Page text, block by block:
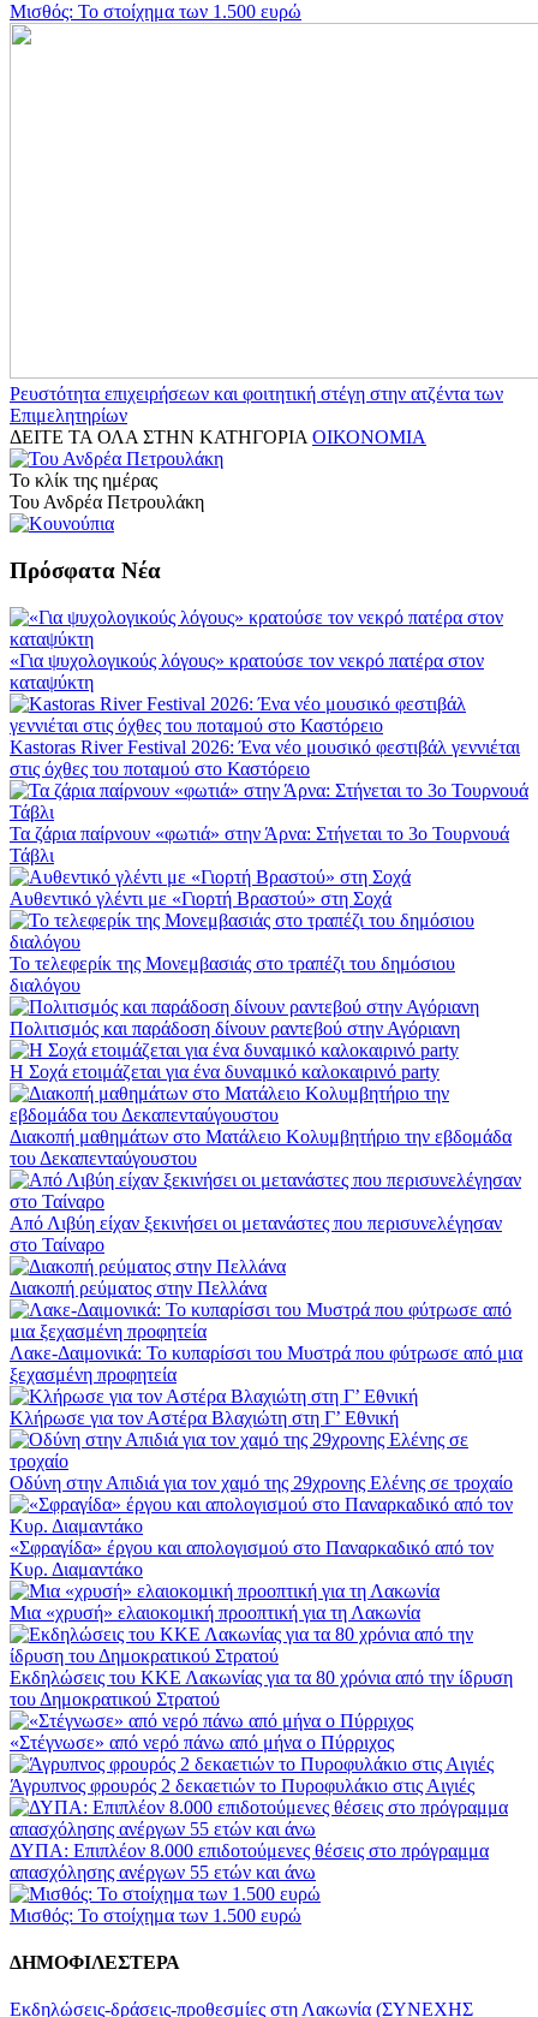
Μισθός: Το στοίχημα των 1.500 ευρώ
Ρευστότητα επιχειρήσεων και φοιτητική στέγη στην ατζέντα των
Επιμελητηρίων
ΔΕΙΤΕ ΤΑ ΟΛΑ ΣΤΗΝ ΚΑΤΗΓΟΡΙΑ ΟΙΚΟΝΟΜΙΑ
Το κλίκ της ημέρας
Του Ανδρέα Πετρουλάκη
Πρόσφατα Νέα
«Για ψυχολογικούς λόγους» κρατούσε τον νεκρό πατέρα στον
καταψύκτη
Kastoras River Festival 2026: Ένα νέο μουσικό φεστιβάλ γεννιέται
στις όχθες του ποταμού στο Καστόρειο
Τα ζάρια παίρνουν «φωτιά» στην Άρνα: Στήνεται το 3ο Τουρνουά
Τάβλι
Αυθεντικό γλέντι με «Γιορτή Βραστού» στη Σοχά
Το τελεφερίκ της Μονεμβασιάς στο τραπέζι του δημόσιου
διαλόγου
Πολιτισμός και παράδοση δίνουν ραντεβού στην Αγόριανη
Η Σοχά ετοιμάζεται για ένα δυναμικό καλοκαιρινό party
Διακοπή μαθημάτων στο Ματάλειο Κολυμβητήριο την εβδομάδα
του Δεκαπενταύγουστου
Από Λιβύη είχαν ξεκινήσει οι μετανάστες που περισυνελέγησαν
στο Ταίναρο
Διακοπή ρεύματος στην Πελλάνα
Λακε-Δαιμονικά: Το κυπαρίσσι του Μυστρά που φύτρωσε από μια
ξεχασμένη προφητεία
Κλήρωσε για τον Αστέρα Βλαχιώτη στη Γ’ Εθνική
Οδύνη στην Απιδιά για τον χαμό της 29χρονης Ελένης σε τροχαίο
«Σφραγίδα» έργου και απολογισμού στο Παναρκαδικό από τον
Κυρ. Διαμαντάκο
Μια «χρυσή» ελαιοκομική προοπτική για τη Λακωνία
Εκδηλώσεις του ΚΚΕ Λακωνίας για τα 80 χρόνια από την ίδρυση
του Δημοκρατικού Στρατού
«Στέγνωσε» από νερό πάνω από μήνα ο Πύρριχος
Άγρυπνος φρουρός 2 δεκαετιών το Πυροφυλάκιο στις Αιγιές
ΔΥΠΑ: Επιπλέον 8.000 επιδοτούμενες θέσεις στο πρόγραμμα
απασχόλησης ανέργων 55 ετών και άνω
Μισθός: Το στοίχημα των 1.500 ευρώ
ΔΗΜΟΦΙΛΕΣΤΕΡΑ
Εκδηλώσεις-δράσεις-προθεσμίες στη Λακωνία (ΣΥΝΕΧΗΣ